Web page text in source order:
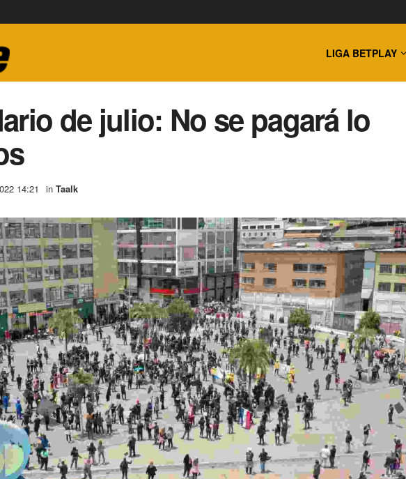
LIGA BETPLAY
de julio: No se pagará lo
14:21 in Taalk